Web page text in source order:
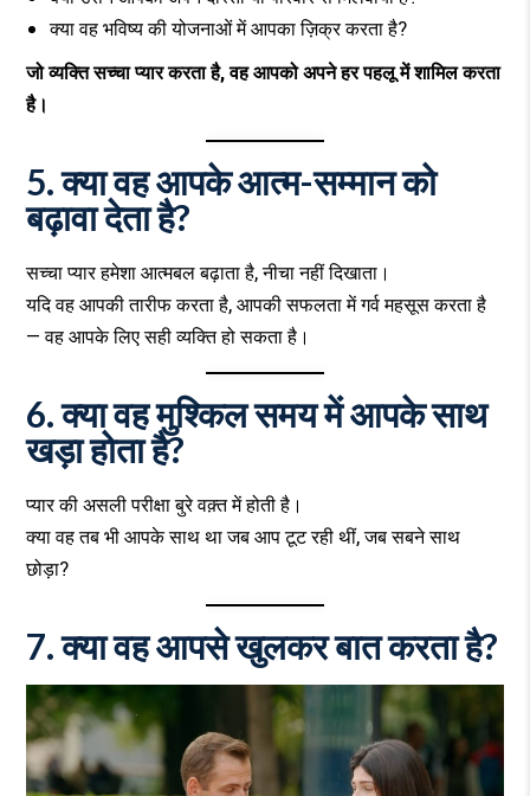
क्या वह भविष्य की योजनाओं में आपका ज़िक्र करता है?
जो व्यक्ति सच्चा प्यार करता है, वह आपको अपने हर पहलू में शामिल करता
है।
5. क्या वह आपके आत्म-सम्मान को
बढ़ावा देता है?
सच्चा प्यार हमेशा आत्मबल बढ़ाता है, नीचा नहीं दिखाता।
यदि वह आपकी तारीफ करता है, आपकी सफलता में गर्व महसूस करता है
— वह आपके लिए सही व्यक्ति हो सकता है।
6. क्या वह मुश्किल समय में आपके साथ
खड़ा होता है?
प्यार की असली परीक्षा बुरे वक़्त में होती है।
क्या वह तब भी आपके साथ था जब आप टूट रही थीं, जब सबने साथ
छोड़ा?
7. क्या वह आपसे खुलकर बात करता है?